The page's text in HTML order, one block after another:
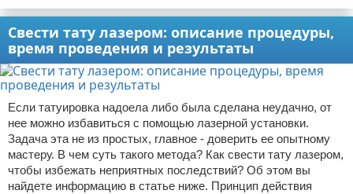
Свести тату лазером: описание процедуры,
время проведения и результаты
Если татуировка надоела либо была сделана неудачно, от
нее можно избавиться с помощью лазерной установки.
Задача эта не из простых, главное - доверить ее опытному
мастеру. В чем суть такого метода? Как свести тату лазером,
чтобы избежать неприятных последствий? Об этом вы
найдете информацию в статье ниже. Принцип действия